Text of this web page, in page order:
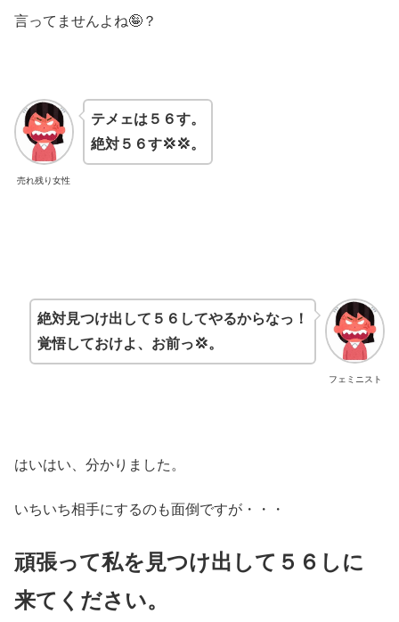
言ってませんよね🤪？
売れ残り女性
テメェは５６す。
絶対５６す💢💢。
フェミニスト
絶対見つけ出して５６してやるからなっ！
覚悟しておけよ、お前っ💢。
はいはい、分かりました。
いちいち相手にするのも面倒ですが・・・
頑張って私を見つけ出して５６しに
来てください。